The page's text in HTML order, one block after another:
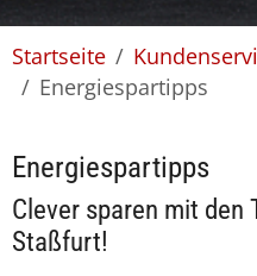
You are here:
Startseite
Energiespartipps
Energiespartipps
Clever sparen mit den
Staßfurt!